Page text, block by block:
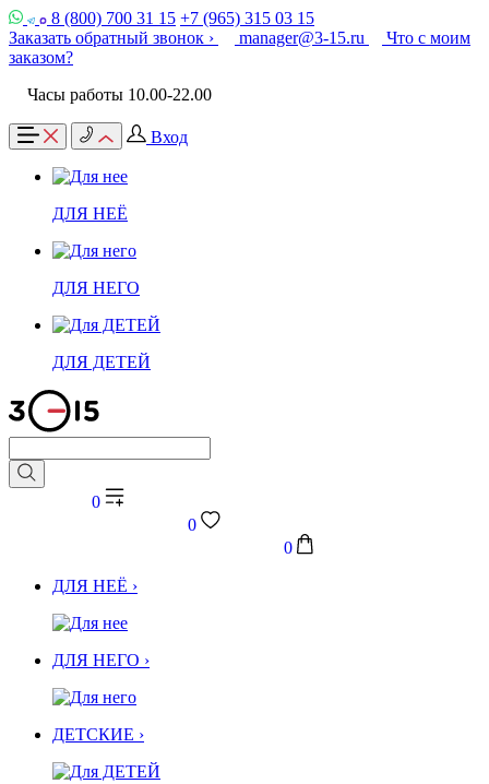
8 (800) 700 31 15 +7 (965) 315 03 15
Заказать обратный звонок ›
manager@3-15.ru
Что с моим
заказом?
Часы работы 10.00-22.00
Вход
ДЛЯ НЕЁ
ДЛЯ НЕГО
ДЛЯ ДЕТЕЙ
0
0
0
ДЛЯ НЕЁ ›
ДЛЯ НЕГО ›
ДЕТСКИЕ ›